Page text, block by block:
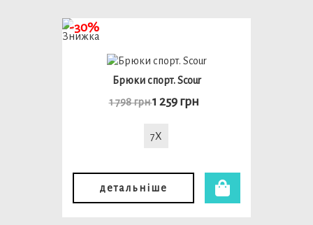
Брюки спорт. Scour
1 798 грн1 259 грн
7X
детальніше
-30%